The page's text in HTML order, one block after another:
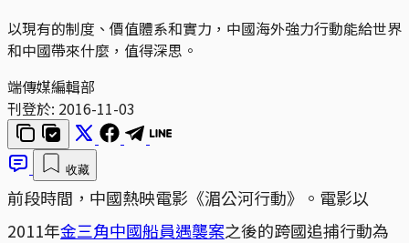
以現有的制度、價值體系和實力，中國海外強力行動能給世界
和中國帶來什麼，值得深思。
端傳媒編輯部
刊登於: 2016-11-03
收藏
前段時間，中國熱映電影《湄公河行動》。電影以
2011年金三角中國船員遇襲案之後的跨國追捕行動為